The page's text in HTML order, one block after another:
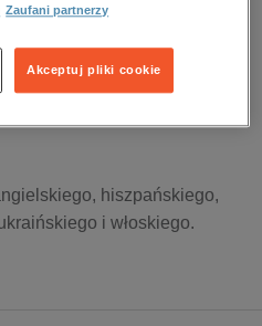
hiszpańskiego,
i włoskiego.
Filtrowanie
Zaufani partnerzy
Akceptuj pliki cookie